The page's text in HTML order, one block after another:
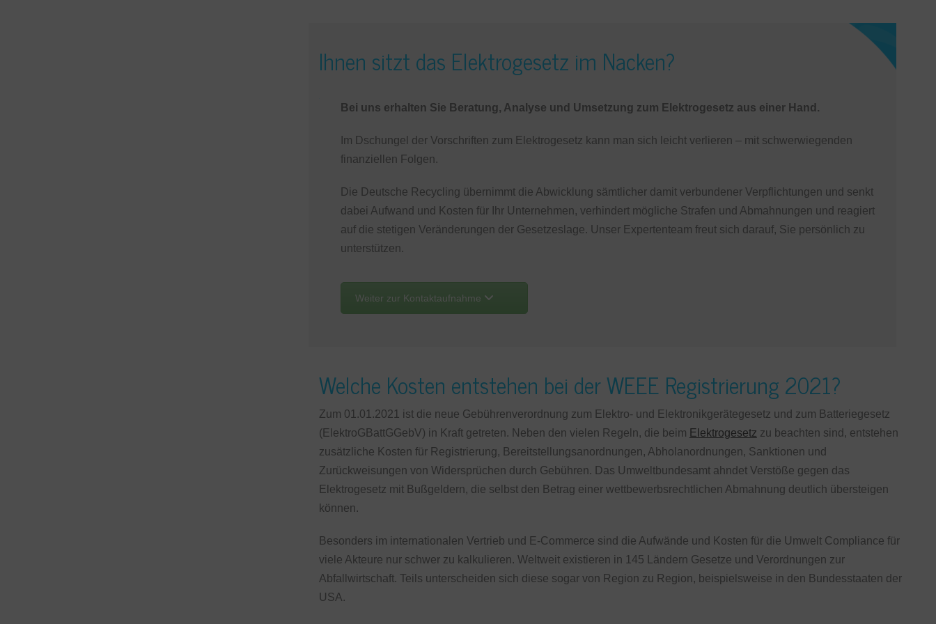
Ihnen sitzt das Elektrogesetz im Nacken?
Bei uns erhalten Sie Beratung, Analyse und Umsetzung zum Elektrogesetz aus einer Hand.
Im Dschungel der Vorschriften zum Elektrogesetz kann man sich leicht verlieren – mit schwerwiegenden
finanziellen Folgen.
Die Deutsche Recycling übernimmt die Abwicklung sämtlicher damit verbundener Verpflichtungen und senkt
dabei Aufwand und Kosten für Ihr Unternehmen, verhindert mögliche Strafen und Abmahnungen und reagiert
auf die stetigen Veränderungen der Gesetzeslage. Unser Expertenteam freut sich darauf, Sie persönlich zu
unterstützen.
Weiter zur Kontaktaufnahme
Welche Kosten entstehen bei der WEEE Registrierung 2021?
Zum 01.01.2021 ist die neue Gebührenverordnung zum Elektro- und Elektronikgerätegesetz und zum Batteriegesetz
(ElektroGBattGGebV) in Kraft getreten. Neben den vielen Regeln, die beim Elektrogesetz zu beachten sind, entstehen
zusätzliche Kosten für Registrierung, Bereitstellungsanordnungen, Abholanordnungen, Sanktionen und
Zurückweisungen von Widersprüchen durch Gebühren. Das Umweltbundesamt ahndet Verstöße gegen das
Elektrogesetz mit Bußgeldern, die selbst den Betrag einer wettbewerbsrechtlichen Abmahnung deutlich übersteigen
können.
Besonders im internationalen Vertrieb und E-Commerce sind die Aufwände und Kosten für die Umwelt Compliance für
viele Akteure nur schwer zu kalkulieren. Weltweit existieren in 145 Ländern Gesetze und Verordnungen zur
Abfallwirtschaft. Teils unterscheiden sich diese sogar von Region zu Region, beispielsweise in den Bundesstaaten der
USA.